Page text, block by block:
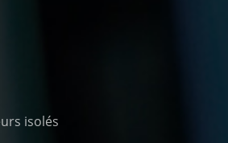
isolés